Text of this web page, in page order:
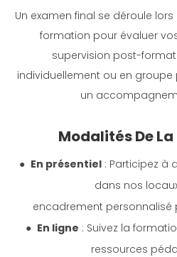
Un examen final se déroule
formation pour évaluer
supervision post-
individuellement ou en
un
Modalités De
● En présentiel: Participez à
dans nos
encadrement personnalisé
● En ligne : Suivez la
ressources